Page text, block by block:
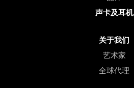
声卡及耳机
关于我们
艺术家
全球代理